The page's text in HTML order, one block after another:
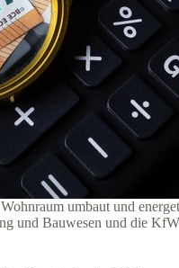
umbaut und
und Bauwesen und die